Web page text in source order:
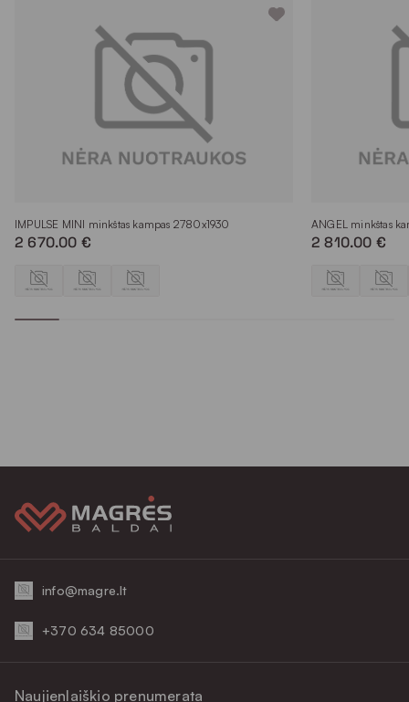
IMPULSE MINI minkštas kampas 2780x1930
2 670.00 €
ANGEL minkštas
2 810.00 €
info@magre.lt
+370 634 85000
Naujienlaiškio prenumerata